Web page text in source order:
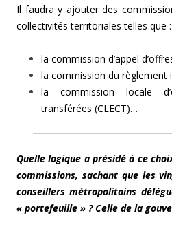
Il faudra y ajouter des
collectivités territoriales telles que :
la commission d’appel
la commission du règlement
la commission locale
transférées (CLECT)…
Quelle logique a présidé à ce
commissions, sachant que les
conseillers métropolitains
« portefeuille » ? Celle de la